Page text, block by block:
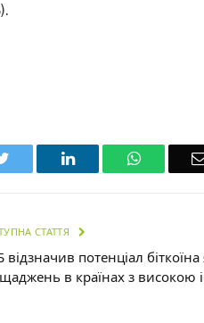
Twitter LinkedIn
СТАТТЯ
відзначив потенціал біткоїна
в країнах з високою